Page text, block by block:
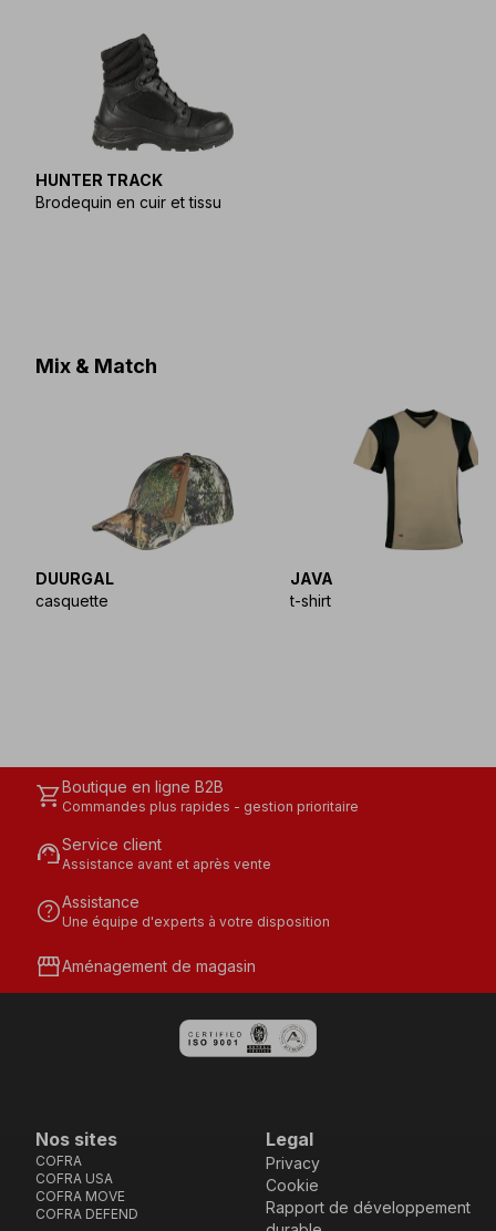
HUNTER TRACK
Brodequin en cuir et tissu
Mix & Match
DUURGAL
casquette
JAVA
t-shirt
shopping_cartBoutique en ligne B2B
Commandes plus rapides - gestion prioritaire
support_agentService client
Assistance avant et après vente
helpAssistance
Une équipe d'experts à votre disposition
storefrontAménagement de magasin
Nos sites
COFRA
COFRA USA
COFRA MOVE
COFRA DEFEND
Legal
Privacy
Cookie
Rapport de développement